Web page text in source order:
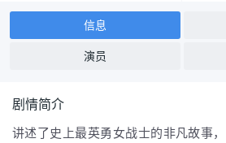
信息
演员
剧情简介
讲述了史上最英勇女战士的非凡故事